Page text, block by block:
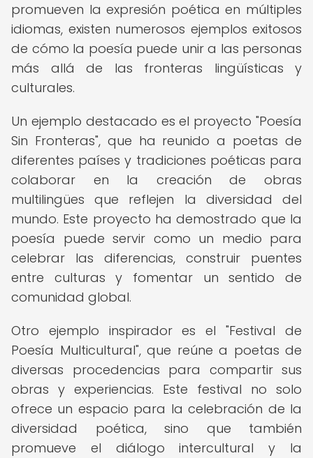
promueven la expresión poética en múltiples
idiomas, existen numerosos ejemplos exitosos
de cómo la poesía puede unir a las personas
más allá de las fronteras lingüísticas y
culturales.
Un ejemplo destacado es el proyecto "Poesía
Sin Fronteras", que ha reunido a poetas de
diferentes países y tradiciones poéticas para
colaborar en la creación de obras
multilingües que reflejen la diversidad del
mundo. Este proyecto ha demostrado que la
poesía puede servir como un medio para
celebrar las diferencias, construir puentes
entre culturas y fomentar un sentido de
comunidad global.
Otro ejemplo inspirador es el "Festival de
Poesía Multicultural", que reúne a poetas de
diversas procedencias para compartir sus
obras y experiencias. Este festival no solo
ofrece un espacio para la celebración de la
diversidad poética, sino que también
promueve el diálogo intercultural y la